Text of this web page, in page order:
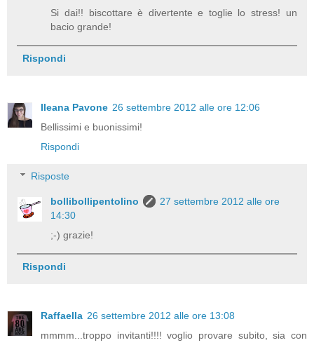
Si dai!! biscottare è divertente e toglie lo stress! un
bacio grande!
Rispondi
Ileana Pavone 26 settembre 2012 alle ore 12:06
Bellissimi e buonissimi!
Rispondi
Risposte
bollibollipentolino
27 settembre 2012 alle ore
14:30
;-) grazie!
Rispondi
Raffaella 26 settembre 2012 alle ore 13:08
mmmm...troppo invitanti!!!! voglio provare subito, sia con